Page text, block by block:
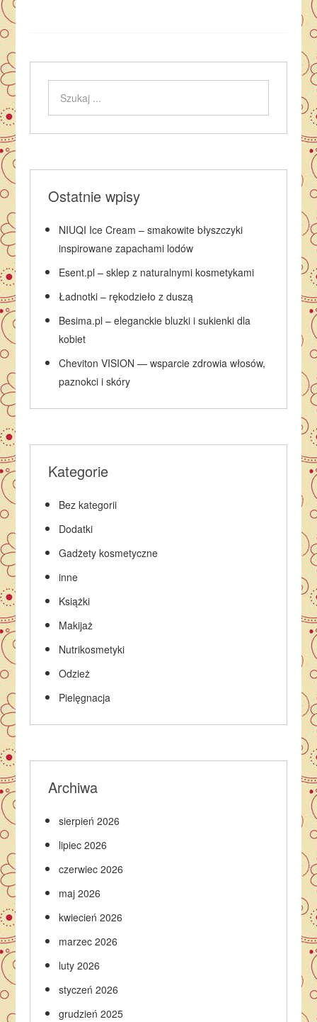
Ostatnie wpisy
NIUQI Ice Cream – smakowite błyszczyki
inspirowane zapachami lodów
Esent.pl – sklep z naturalnymi kosmetykami
Ładnotki – rękodzieło z duszą
Besima.pl – eleganckie bluzki i sukienki dla
kobiet
Cheviton VISION — wsparcie zdrowia włosów,
paznokci i skóry
Kategorie
Bez kategorii
Dodatki
Gadżety kosmetyczne
inne
Książki
Makijaż
Nutrikosmetyki
Odzież
Pielęgnacja
Archiwa
sierpień 2026
lipiec 2026
czerwiec 2026
maj 2026
kwiecień 2026
marzec 2026
luty 2026
styczeń 2026
grudzień 2025